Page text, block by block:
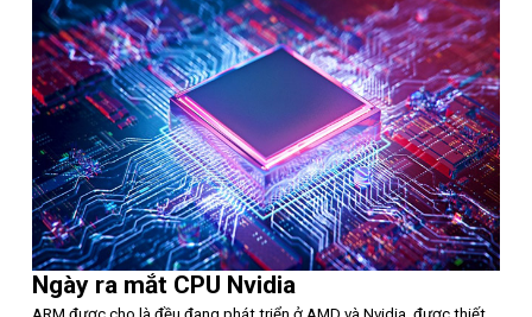
Ngày ra mắt CPU Nvidia